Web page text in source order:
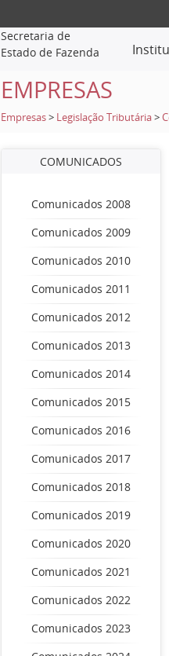
Secretaria de
Estado de Fazenda
EMPRESAS
Empresas > Legislação Tributária >
COMUNICADOS
Comunicados 2008
Comunicados 2009
Comunicados 2010
Comunicados 2011
Comunicados 2012
Comunicados 2013
Comunicados 2014
Comunicados 2015
Comunicados 2016
Comunicados 2017
Comunicados 2018
Comunicados 2019
Comunicados 2020
Comunicados 2021
Comunicados 2022
Comunicados 2023